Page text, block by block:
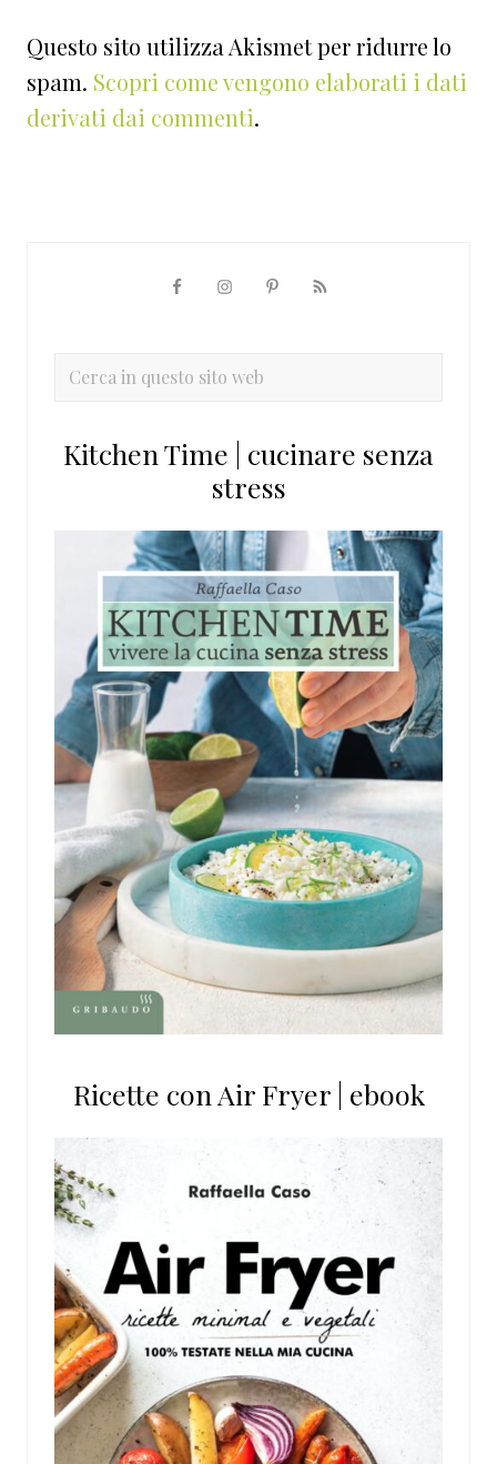
Questo sito utilizza Akismet per ridurre lo
spam. Scopri come vengono elaborati i dati
derivati dai commenti.
primaria
Cerca
sito
Kitchen Time | cucinare senza
stress
Ricette con Air Fryer | ebook